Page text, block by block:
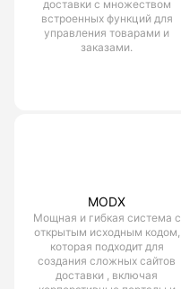
доставки с множеством
встроенных функций для
управления товарами и
заказами.
MODX
Мощная и гибкая система с
открытым исходным кодом,
которая подходит для
создания сложных сайтов
доставки , включая